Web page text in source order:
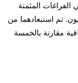
الفراغات المثمنة
تم استبعادهما من
مقارنة بالخمسة